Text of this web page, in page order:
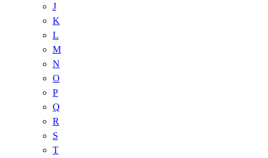
J
K
L
M
N
O
P
Q
R
S
T